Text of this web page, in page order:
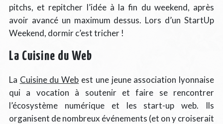
pitchs, et repitcher l’idée à la fin du weekend, après
avoir avancé un maximum dessus. Lors d’un StartUp
Weekend, dormir c’est tricher !
La Cuisine du Web
La Cuisine du Web est une jeune association lyonnaise
qui a vocation à soutenir et faire se rencontrer
l’écosystème numérique et les start-up web. Ils
organisent de nombreux événements (et on y croiserait